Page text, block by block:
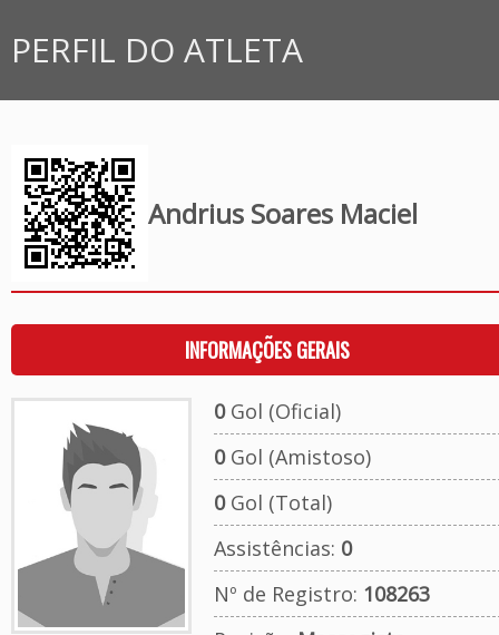
PERFIL DO ATLETA
Andrius Soares Maciel
INFORMAÇÕES GERAIS
0Gol (Oficial)
0Gol (Amistoso)
0Gol (Total)
Assistências: 0
Nº de Registro: 108263